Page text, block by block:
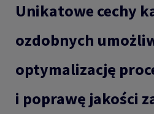
Unikatowe cechy
ozdobnych
optymalizację
i poprawę jakości